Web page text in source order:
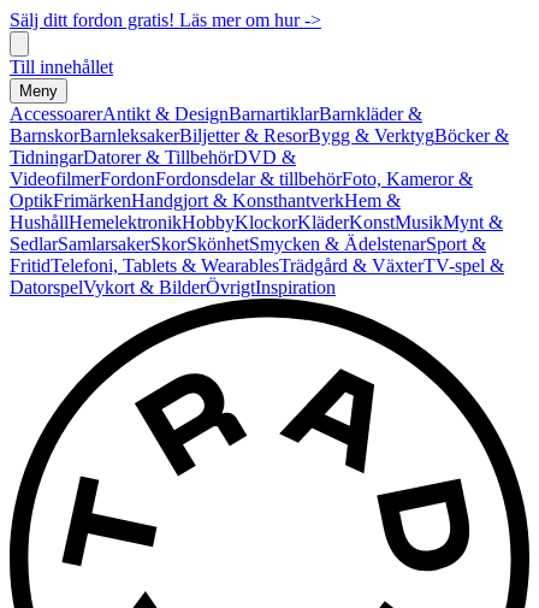
Sälj ditt fordon gratis! Läs mer om hur ->
Till innehållet
Meny
AccessoarerAntikt & DesignBarnartiklarBarnkläder &
BarnskorBarnleksakerBiljetter & ResorBygg & VerktygBöcker &
TidningarDatorer & TillbehörDVD &
VideofilmerFordonFordonsdelar & tillbehörFoto, Kameror &
OptikFrimärkenHandgjort & KonsthantverkHem &
HushållHemelektronikHobbyKlockorKläderKonstMusikMynt &
SedlarSamlarsakerSkorSkönhetSmycken & ÄdelstenarSport &
FritidTelefoni, Tablets & WearablesTrädgård & VäxterTV-spel &
DatorspelVykort & BilderÖvrigtInspiration